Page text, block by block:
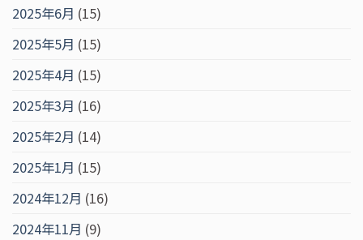
2025年6月 (15)
2025年5月 (15)
2025年4月 (15)
2025年3月 (16)
2025年2月 (14)
2025年1月 (15)
2024年12月 (16)
2024年11月 (9)